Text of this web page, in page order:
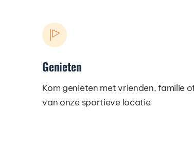
Genieten
Kom genieten met vrienden, familie
van onze sportieve locatie